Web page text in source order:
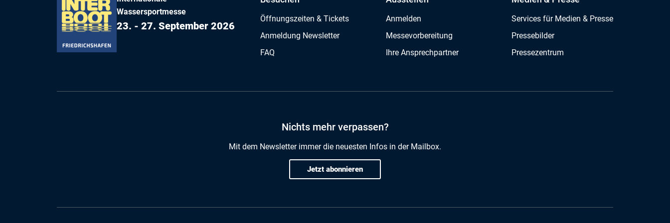
Wassersportmesse
23. - 27. September 2026
Öffnungszeiten & Tickets
Anmeldung Newsletter
FAQ
Anmelden
Messevorbereitung
Ihre Ansprechpartner
Services für Medien & Presse
Pressebilder
Pressezentrum
Nichts mehr verpassen?
Mit dem Newsletter immer die neuesten Infos in der Mailbox.
Jetzt abonnieren